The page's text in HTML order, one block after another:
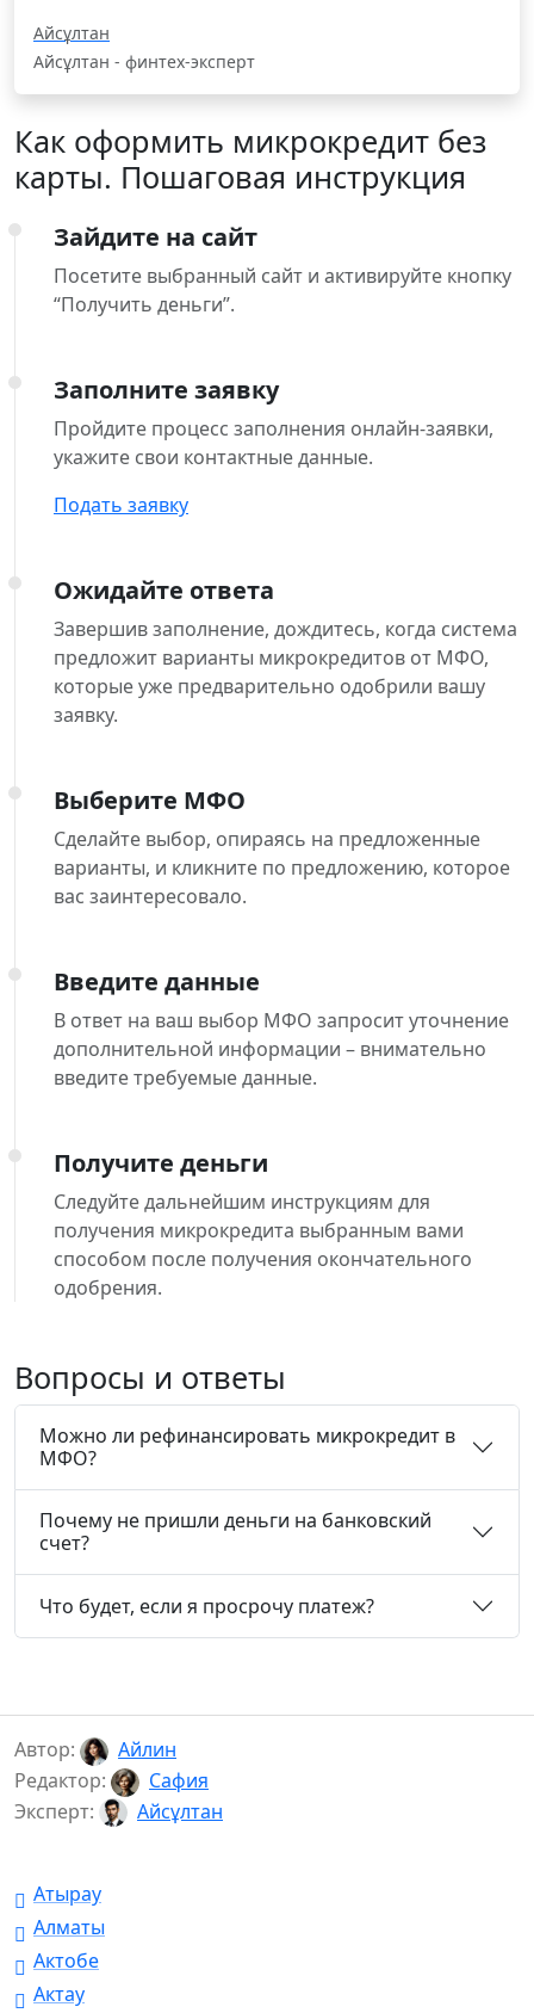
Айсұлтан
Айсұлтан - финтех-эксперт
Как оформить микрокредит без
карты. Пошаговая инструкция
Зайдите на сайт
Посетите выбранный сайт и активируйте кнопку
“Получить деньги”.
Заполните заявку
Пройдите процесс заполнения онлайн-заявки,
укажите свои контактные данные.
Подать заявку
Ожидайте ответа
Завершив заполнение, дождитесь, когда система
предложит варианты микрокредитов от МФО,
которые уже предварительно одобрили вашу
заявку.
Выберите МФО
Сделайте выбор, опираясь на предложенные
варианты, и кликните по предложению, которое
вас заинтересовало.
Введите данные
В ответ на ваш выбор МФО запросит уточнение
дополнительной информации – внимательно
введите требуемые данные.
Получите деньги
Следуйте дальнейшим инструкциям для
получения микрокредита выбранным вами
способом после получения окончательного
одобрения.
Вопросы и ответы
Можно ли рефинансировать микрокредит в
МФО?
Почему не пришли деньги на банковский
счет?
Что будет, если я просрочу платеж?
Автор:
Айлин
Редактор:
Сафия
Эксперт:
Айсұлтан
Атырау
Алматы
Актобе
Актау